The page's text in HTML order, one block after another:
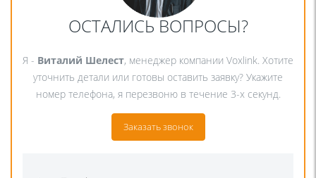
ОСТАЛИСЬ ВОПРОСЫ?
Я - Виталий Шелест, менеджер компании Voxlink. Хотите
уточнить детали или готовы оставить заявку? Укажите
номер телефона, я перезвоню в течение 3-х секунд.
Заказать звонок